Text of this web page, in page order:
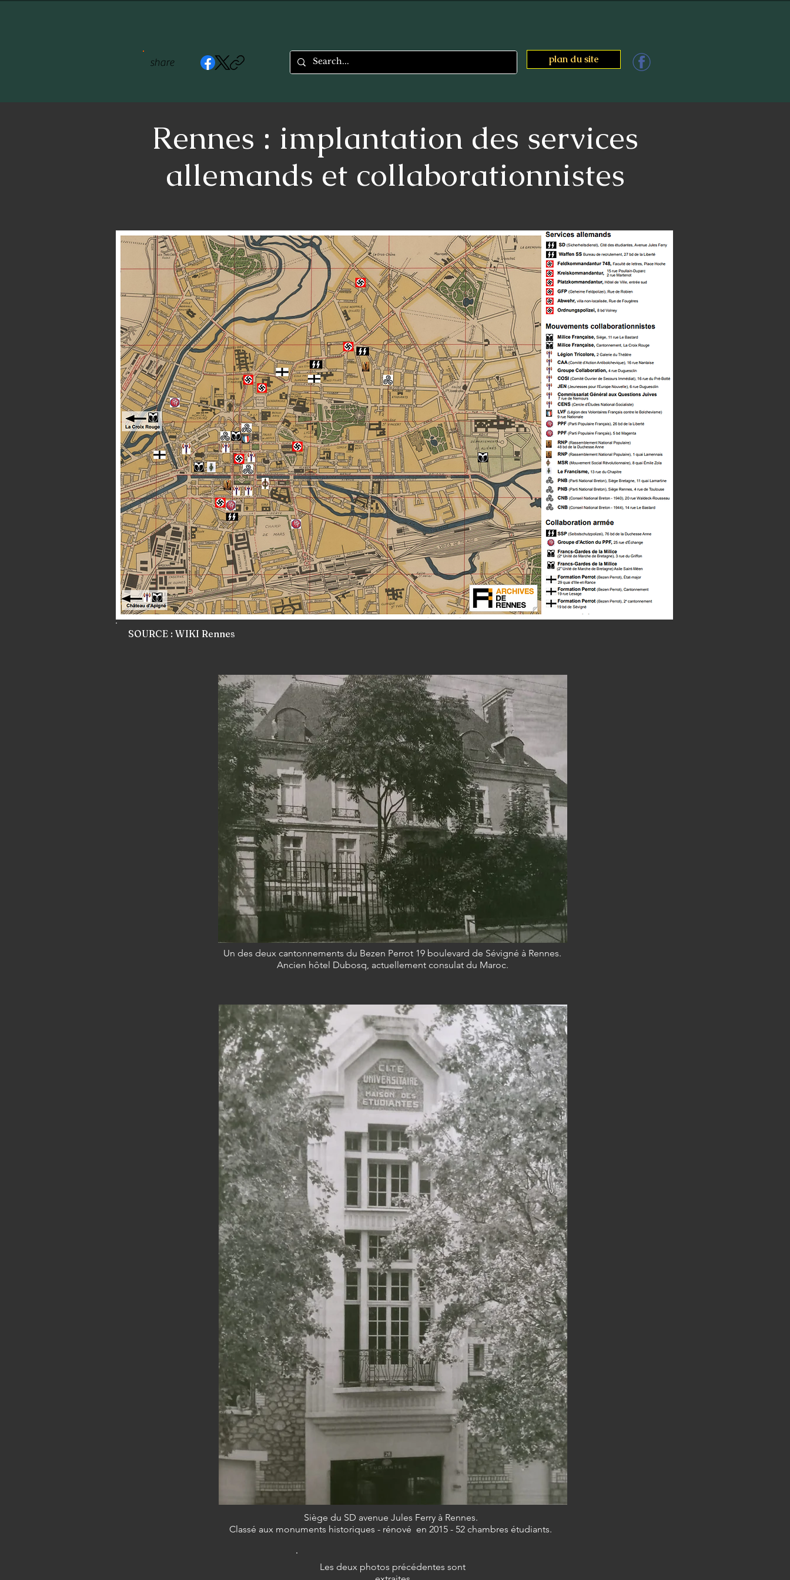
share plan du site
Rennes : implantation des services
allemands et collaborationnistes
SOURCE : WIKI Rennes
Un des deux cantonnements du Bezen Perrot 19 boulevard de Sévigné à Rennes.
Ancien hôtel Dubosq, actuellement consulat du Maroc.
Siège du SD avenue Jules Ferry à Rennes.
Classé aux monuments historiques - rénové en 2015 - 52 chambres étudiants.
Les deux photos précédentes sont